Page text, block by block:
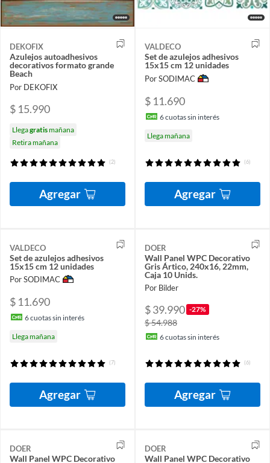
DEKOFIX
Azulejos autoadhesivos
decorativos formato grande
Beach
Por DEKOFIX
$ 15.990
Llegagratismañana
Retira mañana
(2)
Agregar
VALDECO
Set de azulejos adhesivos
15x15 cm 12 unidades
Por SODIMAC
$ 11.690
6cuotas sin interés
Llega mañana
(6)
Agregar
VALDECO
Set de azulejos adhesivos
15x15 cm 12 unidades
Por SODIMAC
$ 11.690
6cuotas sin interés
Llega mañana
(7)
Agregar
DOER
Wall Panel WPC Decorativo
Gris Ártico, 240x16, 22mm,
Caja 10 Unids.
Por Bilder
$ 39.990 -27%
$ 54.988
6cuotas sin interés
(6)
Agregar
DOER
Wall Panel WPC Decorativo
DOER
Wall Panel WPC Decorativo